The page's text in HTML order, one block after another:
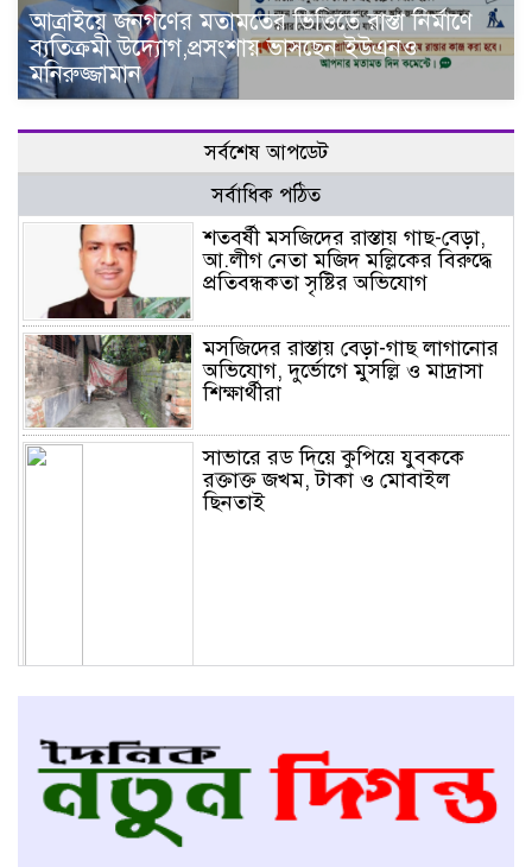
আত্রাইয়ে জনগণের মতামতের ভিত্তিতে রাস্তা নির্মাণে
ব্যতিক্রমী উদ্যোগ,প্রসংশায় ভাসছেন ইউএনও
মনিরুজ্জামান
সর্বশেষ আপডেট
সর্বাধিক পঠিত
শতবর্ষী মসজিদের রাস্তায় গাছ-বেড়া,
আ.লীগ নেতা মজিদ মল্লিকের বিরুদ্ধে
প্রতিবন্ধকতা সৃষ্টির অভিযোগ
মসজিদের রাস্তায় বেড়া-গাছ লাগানোর
অভিযোগ, দুর্ভোগে মুসল্লি ও মাদ্রাসা
শিক্ষার্থীরা
সাভারে রড দিয়ে কুপিয়ে যুবককে
রক্তাক্ত জখম, টাকা ও মোবাইল
ছিনতাই